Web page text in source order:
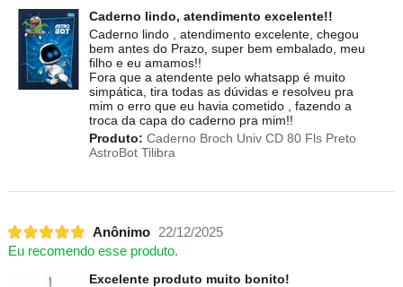
Caderno lindo, atendimento excelente!!
Caderno lindo , atendimento excelente, chegou
bem antes do Prazo, super bem embalado, meu
filho e eu amamos!!
Fora que a atendente pelo whatsapp é muito
simpática, tira todas as dúvidas e resolveu pra
mim o erro que eu havia cometido , fazendo a
troca da capa do caderno pra mim!!
Produto: Caderno Broch Univ CD 80 Fls Preto
AstroBot Tilibra
Anônimo
22/12/2025
Eu recomendo esse produto.
Excelente produto muito bonito!